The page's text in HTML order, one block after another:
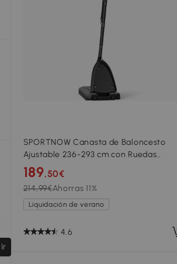
Ir
SPORTNOW Canasta de Baloncesto
Ajustable 236-293 cm con Ruedas
Tablero de PC Base Rellenable para
Exterior Negro
189,50€
214,99€Ahorras 11%
Liquidación de verano
4.6